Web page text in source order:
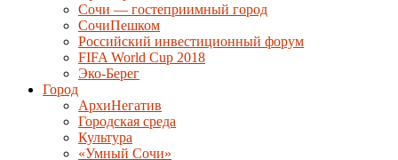
Сочи — гостеприимный город
СочиПешком
Российский инвестиционный форум
FIFA World Cup 2018
Эко-Берег
Город
АрхиНегатив
Городская среда
Культура
«Умный Сочи»